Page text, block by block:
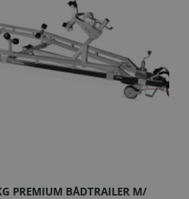
PREMIUM BÅDTRAILER M/